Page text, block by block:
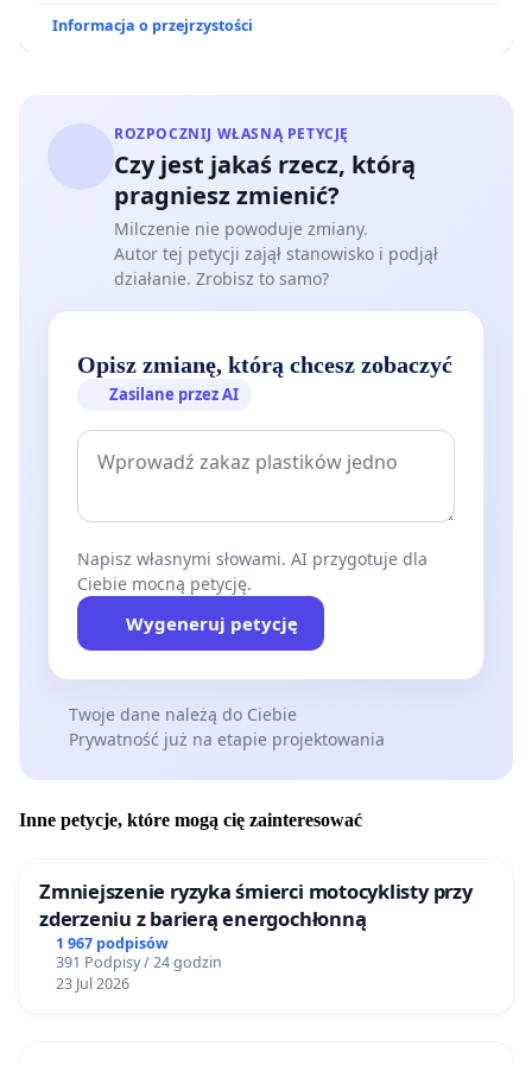
Informacja o przejrzystości
ROZPOCZNIJ WŁASNĄ PETYCJĘ
Czy jest jakaś rzecz, którą
pragniesz zmienić?
Milczenie nie powoduje zmiany.
Autor tej petycji zajął stanowisko i podjął
działanie. Zrobisz to samo?
Opisz zmianę, którą chcesz zobaczyć
Zasilane przez AI
Napisz własnymi słowami. AI przygotuje dla
Ciebie mocną petycję.
Wygeneruj petycję
Twoje dane należą do Ciebie
Prywatność już na etapie projektowania
Inne petycje, które mogą cię zainteresować
Zmniejszenie ryzyka śmierci motocyklisty przy
zderzeniu z barierą energochłonną
1 967 podpisów
391 Podpisy / 24 godzin
23 Jul 2026